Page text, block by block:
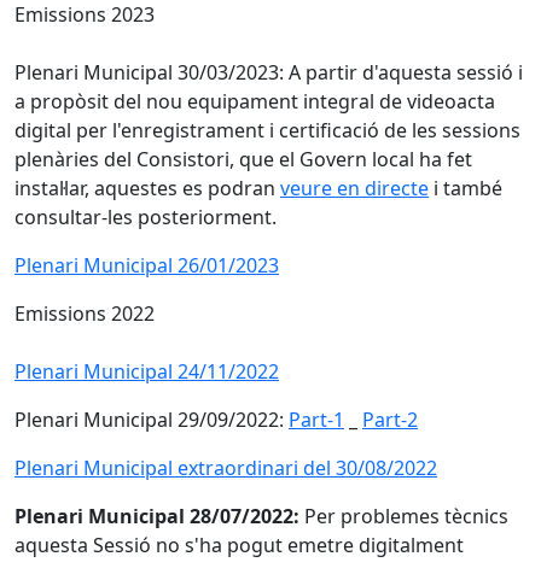
Emissions 2023
Plenari Municipal 30/03/2023: A partir d'aquesta sessió i
a propòsit del nou equipament integral de videoacta
digital per l'enregistrament i certificació de les sessions
plenàries del Consistori, que el Govern local ha fet
instal·lar, aquestes es podran veure en directe i també
consultar-les posteriorment.
Plenari Municipal 26/01/2023
Emissions 2022
Plenari Municipal 24/11/2022
Plenari Municipal 29/09/2022: Part-1
Part-2
Plenari Municipal extraordinari del 30/08/2022
Plenari Municipal 28/07/2022: Per problemes tècnics
aquesta Sessió no s'ha pogut emetre digitalment